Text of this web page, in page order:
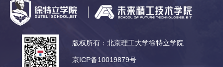
版权所有：北京理工大学徐特立学院
京ICP备10019879号